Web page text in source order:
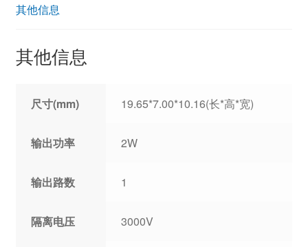
其他信息
其他信息
尺寸(mm) 19.65*7.00*10.16(长*高*宽)
输出功率 2W
输出路数 1
隔离电压 3000V